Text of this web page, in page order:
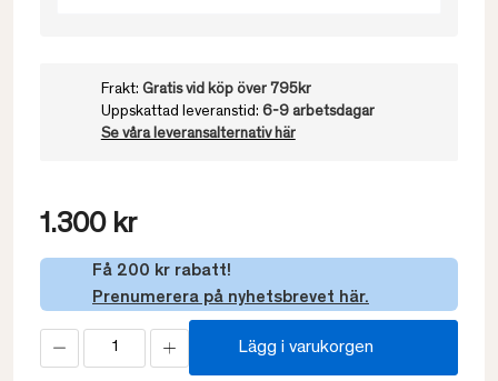
Frakt: Gratis vid köp över 795kr
Uppskattad leveranstid: 6-9 arbetsdagar
Se våra leveransalternativ här
1.300 kr
Få 200 kr rabatt!
Prenumerera på nyhetsbrevet här.
Lägg i varukorgen